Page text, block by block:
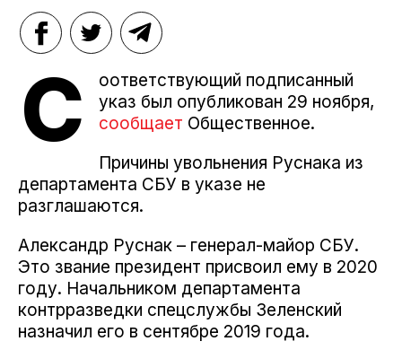
С
оответствующий подписанный
указ был опубликован 29 ноября,
сообщает Общественное.
Причины увольнения Руснака из
департамента СБУ в указе не
разглашаются.
Александр Руснак – генерал-майор СБУ.
Это звание президент присвоил ему в 2020
году. Начальником департамента
контрразведки спецслужбы Зеленский
назначил его в сентябре 2019 года.